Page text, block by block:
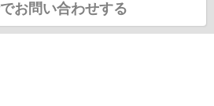
お問い合わせする